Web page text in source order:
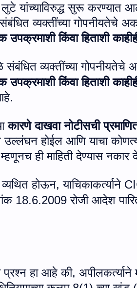
यांच्याविरुद्ध सुरू करण्यात
व्यक्तींच्या गोपनीयतेचे
उपक्रमाशी किंवा हिताशी
संबंधित व्यक्तींच्या
उपक्रमाशी किंवा हिताशी
कारणे दाखवा नोटीसची
होईल आणि याचा
म्हणूनच ही माहिती देण्यास
होऊन,याचिकाकर्त्याने
18.6.2009 रोजी आदेश
प्रश्न हा आहे की, अपीलकर्त्याने